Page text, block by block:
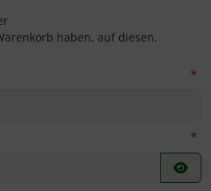
haben, auf diesen.
*
*